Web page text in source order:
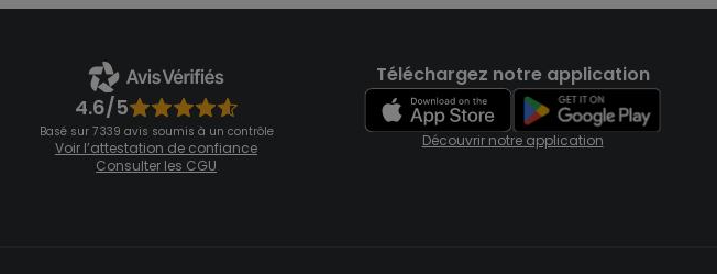
4.6/5
Basé sur 7 339 avis soumis à un contrôle
Voir l’attestation de confiance
Consulter les CGU
Téléchargez notre application
Découvrir notre application